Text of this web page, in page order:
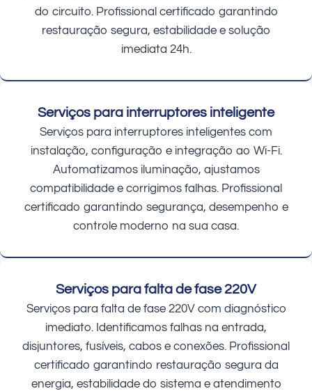
do circuito. Profissional certificado garantindo
restauração segura, estabilidade e solução
imediata 24h.
Serviços para interruptores inteligente
Serviços para interruptores inteligentes com
instalação, configuração e integração ao Wi-Fi.
Automatizamos iluminação, ajustamos
compatibilidade e corrigimos falhas. Profissional
certificado garantindo segurança, desempenho e
controle moderno na sua casa.
Serviços para falta de fase 220V
Serviços para falta de fase 220V com diagnóstico
imediato. Identificamos falhas na entrada,
disjuntores, fusíveis, cabos e conexões. Profissional
certificado garantindo restauração segura da
energia, estabilidade do sistema e atendimento